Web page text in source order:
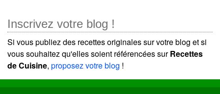
Inscrivez votre blog !
Si vous publiez des recettes originales sur votre blog et si
vous souhaitez qu'elles soient référencées surRecettes
de Cuisine, proposez votre blog !